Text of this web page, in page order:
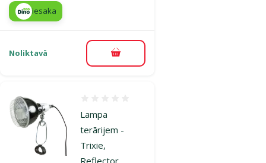
iesaka
Noliktavā Pievienot grozam
Lampa
terārijem -
Trixie,
Reflector